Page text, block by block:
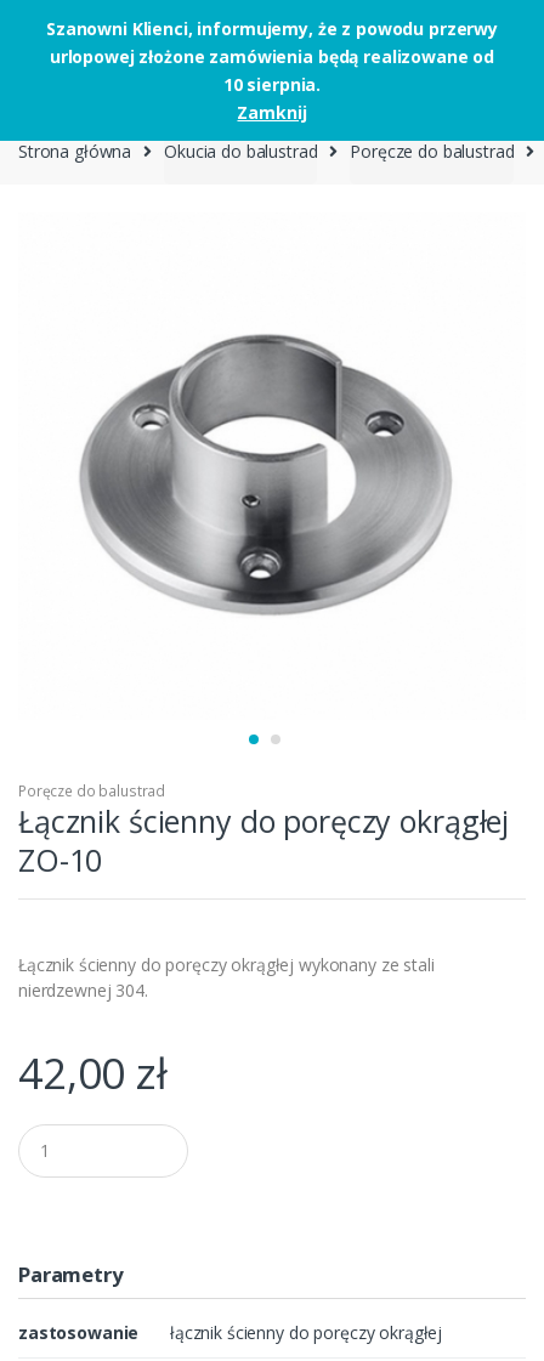
Skip to navigation
Skip to content
Strona główna Okucia do balustrad Poręcze do balustrad
Poręcze do balustrad
Łącznik ścienny do poręczy okrągłej
ZO-10
Łącznik ścienny do poręczy okrągłej wykonany ze stali
nierdzewnej 304.
42,00 zł
Q
u
a
t
yParametry
zastosowanie łącznik ścienny do poręczy okrągłej
Szanowni Klienci, informujemy, że z powodu przerwy
urlopowej złożone zamówienia będą realizowane od
10 sierpnia.
Zamknij